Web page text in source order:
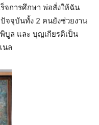
จการศึกษา พ่อสั่งให้ฉัน
จจุบันทั้ง 2 คนยังช่วยงาน
ล และ บุญเกียรติเป็น
นล